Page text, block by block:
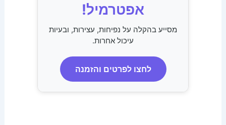
אפטרמיל!
מסייע בהקלה על נפיחות, עצירות, ובעיות
עיכול אחרות.
לחצו לפרטים והזמנה